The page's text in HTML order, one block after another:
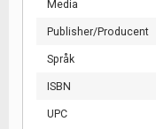
Media
Publisher/Producent
Språk
ISBN
UPC